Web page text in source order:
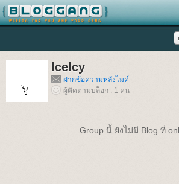
lcelcy
ฝากข้อความหลังไมค์
ผู้ติดตามบล็อก : 1 คน
Group นี้ ยังไม่มี Blog ที่